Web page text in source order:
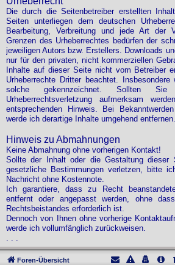
Die durch die Seitenbetreiber erstellten
Seiten unterliegen dem deutschen
Bearbeitung, Verbreitung und jede Art der
Grenzen des Urheberrechtes bedürfen der
jeweiligen Autors bzw. Erstellers. Downloads
nur für den privaten, nicht kommerziellen
Inhalte auf dieser Seite nicht vom Betreiber
Urheberrechte Dritter beachtet.
solche gekennzeichnet. Sollten
Urheberrechtsverletzung aufmerksam
entsprechenden Hinweis. Bei
werde ich derartige Inhalte umgehend entfernen.
Hinweis zu Abmahnungen
Keine Abmahnung ohne vorherigen Kontakt!
Sollte der Inhalt oder die Gestaltung dieser
gesetzliche Bestimmungen verletzen, bitte
Nachricht ohne Kostennote.
Ich garantiere, dass zu Recht
entfernt oder angepasst werden, ohne
Rechtsbeistandes erforderlich ist.
Dennoch von Ihnen ohne vorherige
werde ich vollumfänglich zurückweisen.
. . .
Foren-Übersicht